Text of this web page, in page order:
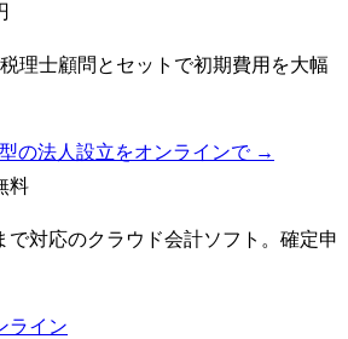
理士顧問とセットで初期費用を大幅
の法人設立をオンラインで →
料
で対応のクラウド会計ソフト。確定申
ライン